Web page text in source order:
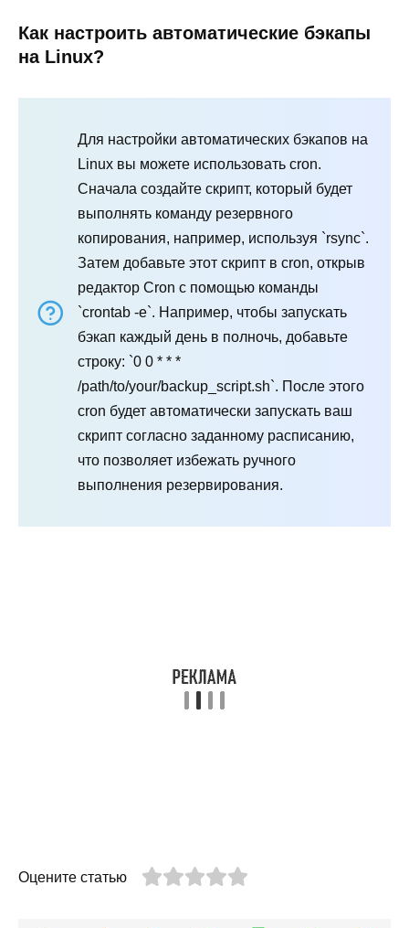
Как настроить автоматические бэкапы
на Linux?
Для настройки автоматических бэкапов на
Linux вы можете использовать cron.
Сначала создайте скрипт, который будет
выполнять команду резервного
копирования, например, используя `rsync`.
Затем добавьте этот скрипт в cron, открыв
редактор Cron с помощью команды
`crontab -e`. Например, чтобы запускать
бэкап каждый день в полночь, добавьте
строку: `0 0 * * *
/path/to/your/backup_script.sh`. После этого
cron будет автоматически запускать ваш
скрипт согласно заданному расписанию,
что позволяет избежать ручного
выполнения резервирования.
Оцените статью